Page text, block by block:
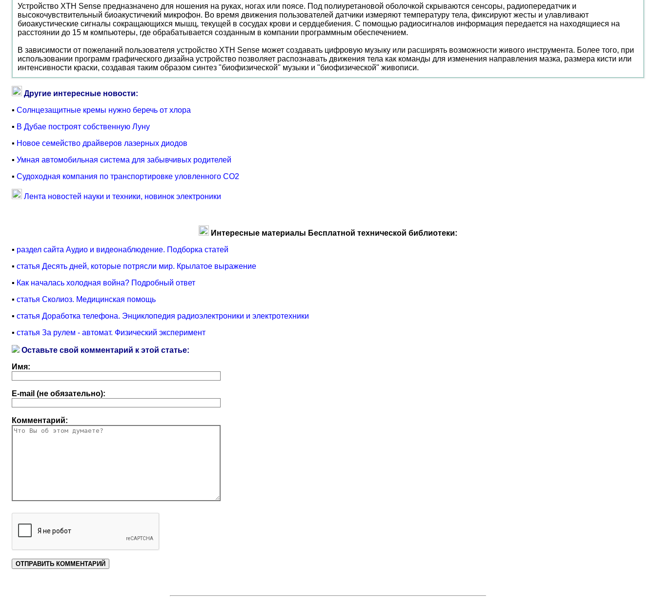
Устройство XТН Sense предназначено для ношения на руках, ногах или поясе. Под полиуретановой оболочкой скрываются сенсоры, радиопередатчик и
высокочувствительный биоакустичекий микрофон. Во время движения пользователей датчики измеряют температуру тела, фиксируют жесты и улавливают
биоакустические сигналы сокращающихся мышц, текущей в сосудах крови и сердцебиения. С помощью радиосигналов информация передается на находящиеся на
расстоянии до 15 м компьютеры, где обрабатывается созданным в компании программным обеспечением.
В зависимости от пожеланий пользователя устройство XТН Sense может создавать цифровую музыку или расширять возможности живого инструмента. Более того, при
использовании программ графического дизайна устройство позволяет распознавать движения тела как команды для изменения направления мазка, размера кисти или
интенсивности краски, создавая таким образом синтез "биофизической" музыки и "биофизической" живописи.
Другие интересные новости:
▪ Солнцезащитные кремы нужно беречь от хлора
▪ В Дубае построят собственную Луну
▪ Новое семейство драйверов лазерных диодов
▪ Умная автомобильная система для забывчивых родителей
▪ Cудоходная компания по транспортировке уловленного CO2
Лента новостей науки и техники, новинок электроники
Интересные материалы Бесплатной технической библиотеки:
▪ раздел сайта Аудио и видеонаблюдение. Подборка статей
▪ статья Десять дней, которые потрясли мир. Крылатое выражение
▪ Как началась холодная война? Подробный ответ
▪ статья Сколиоз. Медицинская помощь
▪ статья Доработка телефона. Энциклопедия радиоэлектроники и электротехники
▪ статья За рулем - автомат. Физический эксперимент
Оставьте свой комментарий к этой статье:
Имя:
E-mail (не обязательно):
Комментарий: